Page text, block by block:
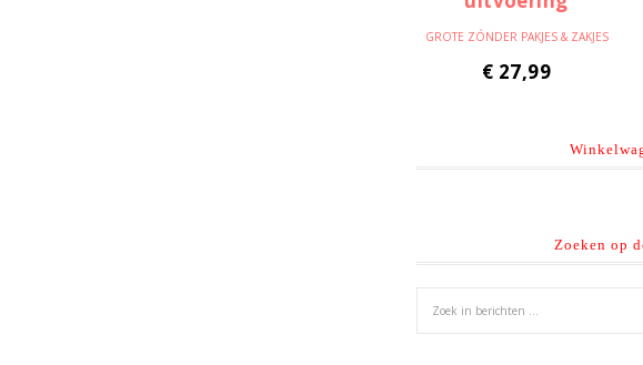
GROTE ZÓNDER PAKJES & ZAKJES
€ 27,99
Zoeken op